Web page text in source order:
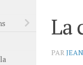
La
PAR